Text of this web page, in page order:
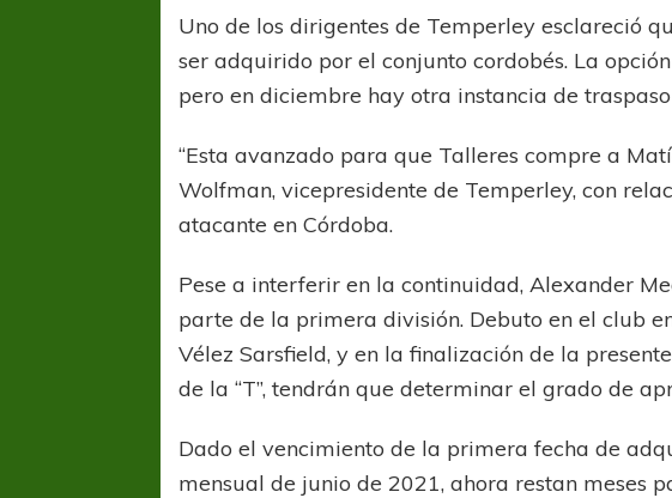
Uno de los dirigentes de Temperley esclareció
ser adquirido por el conjunto cordobés. La
pero en diciembre hay otra instancia de
“Esta avanzado para que Talleres compre a
Wolfman, vicepresidente de Temperley, con
atacante en Córdoba.
Pese a interferir en la continuidad, Alexander
parte de la primera división. Debuto en el club
Vélez Sarsfield, y en la finalización de la
de la “T”, tendrán que determinar el grado de
Dado el vencimiento de la primera fecha de
mensual de junio de 2021, ahora restan meses